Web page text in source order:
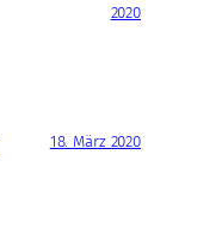
2020
18. März 2020